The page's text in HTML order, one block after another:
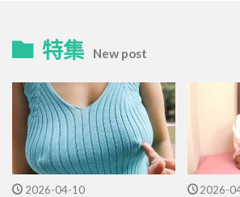
特集 New post
2026-04-10 2026-